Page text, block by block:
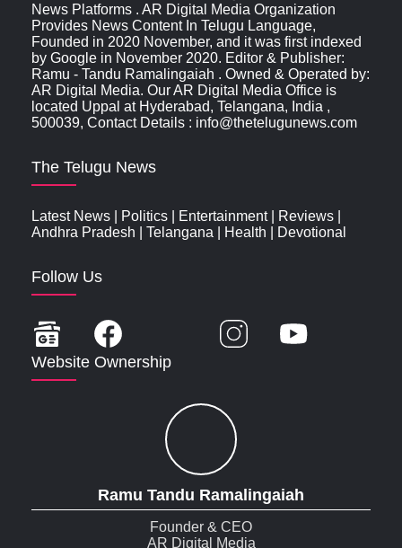
News Platforms . AR Digital Media Organization
Provides News Content In Telugu Language,
Founded in 2020 November, and it was first indexed
by Google in November 2020. Editor & Publisher:
Ramu - Tandu Ramalingaiah . Owned & Operated by:
AR Digital Media. Our AR Digital Media Office is
located Uppal at Hyderabad, Telangana, India ,
500039, Contact Details : info@thetelugunews.com
The Telugu News
Latest News Politics Entertainment| Reviews
Andhra Pradesh
Telangana Health Devotional
Follow Us
Website Ownership
Ramu Tandu Ramalingaiah
Founder & CEO
AR Digital Media